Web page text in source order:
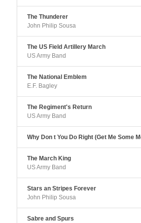
The Thunderer
John Philip Sousa
The US Field Artillery March
US Army Band
The National Emblem
E.F. Bagley
The Regiment's Return
US Army Band
Why Don t You Do Right (Get Me Some
The March King
US Army Band
Stars an Stripes Forever
John Philip Sousa
Sabre and Spurs